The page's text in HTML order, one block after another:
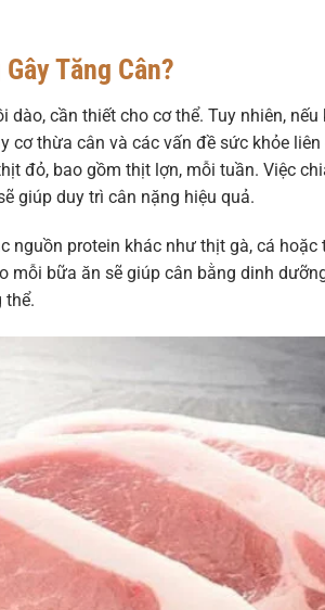
Tăng Cân?
dào, cần thiết cho cơ thể. Tuy nhiên,
cơ thừa cân và các vấn đề sức khỏe
đỏ, bao gồm thịt lợn, mỗi tuần. Việc
giúp duy trì cân nặng hiệu quả.
nguồn protein khác như thịt gà, cá
mỗi bữa ăn sẽ giúp cân bằng dinh
thể.